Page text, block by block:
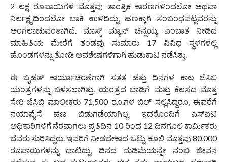
2 ಲಕ್ಷ ರೂಪಾಯಿಗಳ ಮೊತ್ತವು ತಾಂತ್ರಿಕ ಕಾರಣಗಳಿಂದಲೋ ಅಥವಾ
ನಿರ್ಲಕ್ಷ್ಯದಿಂದಲೋ ಬಾಕಿ ಉಳಿದಿದ್ದು, ಹಣಕ್ಕಾಗಿ ಸಂಬಂಧಪಟ್ಟವರನ್ನು
ಅಂಗಲಾಚುವಂತಾಗಿದೆ. ಮಾಸ್ಕ್ ಮ್ಯಾನ್ ಚಿನ್ನಯ್ಯ ಎಂಬಾತ ನೀಡಿದ
ಮಾಹಿತಿಯ ಮೇರೆಗೆ ತಂಡವು ಸುಮಾರು 17 ವಿವಿಧ ಸ್ಥಳಗಳಲ್ಲಿ
ಹೊಂಡಗಳನ್ನು ತೋಡಿ ಅವಶೇಷಗಳಿಗಾಗಿ ಹುಡುಕಾಟ ನಡೆಸಿತ್ತು.
ಈ ಬೃಹತ್ ಕಾರ್ಯಾಚರಣೆಗಾಗಿ ಸತತ ಹತ್ತು ದಿನಗಳ ಕಾಲ ಜೆಸಿಬಿ
ಯಂತ್ರಗಳನ್ನು ಬಳಸಲಾಗಿತ್ತು. ಯಂತ್ರದ ಬಾಡಿಗೆ ಮತ್ತು ಕೆಲಸದ ಮೊತ್ತ
ಸೇರಿ ಜೆಸಿಬಿ ಮಾಲೀಕರು 71,500 ರೂ.ಗಳ ಬಿಲ್ ಸಲ್ಲಿಸಿದ್ದರೂ, ಈವರೆಗೆ
ನಯಾಪೈಸೆ ಹಣ ಬಿಡುಗಡೆಯಾಗಿಲ್ಲ. ಇದರೊಂದಿಗೆ ಎಸ್‌ಐಟಿ
ಅಧಿಕಾರಿಗಳಿಗೆ ನೆರವಾಗಲು ಪ್ರತಿದಿನ 10 ರಿಂದ 12 ದಿನಗೂಲಿ ಕಾರ್ಮಿಕರು
ಬೆವರು ಸುರಿಸಿದ್ದರು. ಇವರಿಗೆ ನೀಡಬೇಕಾದ ಒಟ್ಟು ಕೂಲಿ ಮೊತ್ತವು 80,000
ರೂಪಾಯಿಗಳನ್ನು ದಾಟಿದ್ದು, ದಿನದ ದುಡಿಮೆಯನ್ನೇ ನಂಬಿ ಜೀವನ